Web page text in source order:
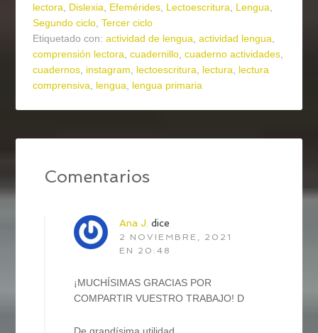
lectora
Dislexia Efemérides Lectoescritura Lengua
Segundo ciclo ,Tercer ciclo
Etiquetado con:actividad de lengua ,actividad lengua
comprensión lectora ,cuadernillo ,cuaderno actividades
cuadernos instagram lectoescritura lectura
lectura
comprensiva
lengua lengua primaria
Comentarios
Ana J. dice
2 NOVIEMBRE, 2021
EN 20:48
¡MUCHÍSIMAS GRACIAS POR
COMPARTIR VUESTRO TRABAJO! D